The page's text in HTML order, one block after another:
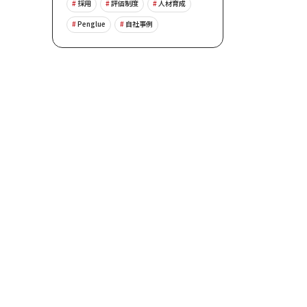
採用
評価制度
人材育成
Penglue
自社事例